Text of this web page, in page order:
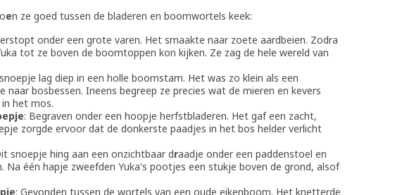
en ze goed tussen de bladeren en boomwortels keek:
onder een grote varen. Het smaakte naar zoete aardbeien. Zodra
tot ze boven de boomtoppen kon kijken. Ze zag de hele wereld van
lag diep in een holle boomstam. Het was zo klein als een
naar bosbessen. Ineens begreep ze precies wat de mieren en kevers
het mos.
: Begraven onder een hoopje herfstbladeren. Het gaf een zacht,
zorgde ervoor dat de donkerste paadjes in het bos helder verlicht
snoepje hing aan een onzichtbaar draadje onder een paddenstoel en
Na één hapje zweefden Yuka's pootjes een stukje boven de grond, alsof
: Gevonden tussen de wortels van een oude eikenboom. Het knetterde